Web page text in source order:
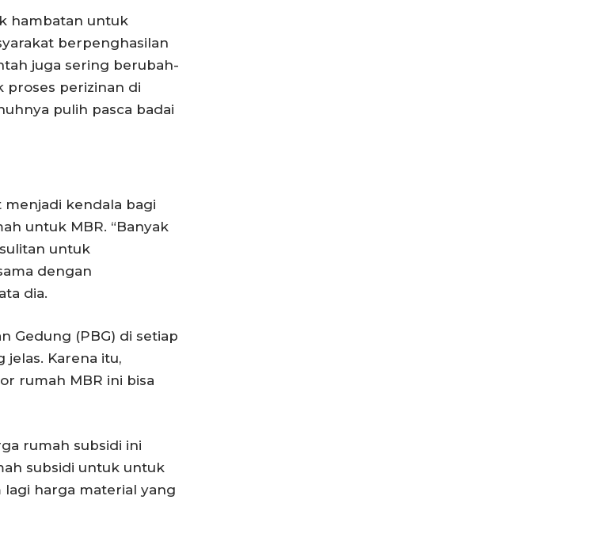
hambatan untuk
berpenghasilan
juga sering berubah-
proses perizinan di
pulih pasca badai
kendala bagi
untuk MBR. “Banyak
untuk
dengan
dia.
Gedung (PBG) di setiap
Karena itu,
rumah MBR ini bisa
rumah subsidi ini
subsidi untuk untuk
harga material yang